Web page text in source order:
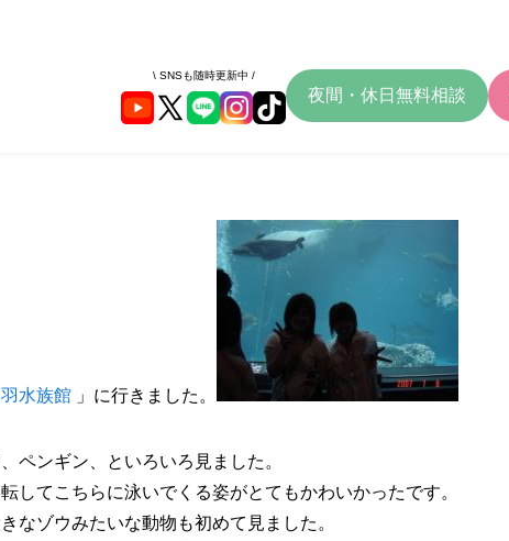
\ SNSも随時更新中 /
夜間・休日無料相談
水族館 」に行きました。
ペンギン、といろいろ見ました。
してこちらに泳いでくる姿がとてもかわいかったです。
なゾウみたいな動物も初めて見ました。